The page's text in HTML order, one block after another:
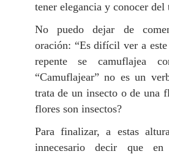
tener elegancia y conocer del
No puedo dejar de
oración: “Es difícil ver a
repente se camuflajea
“Camuflajear” no es un
trata de un insecto o de una
flores son insectos?
Para finalizar, a estas
innecesario decir que